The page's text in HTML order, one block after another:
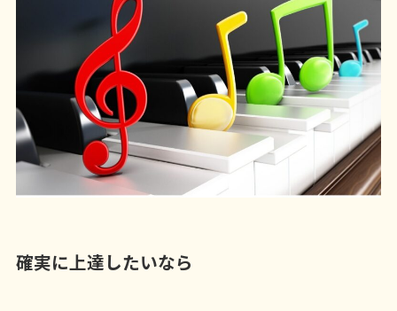
確実に上達したいなら